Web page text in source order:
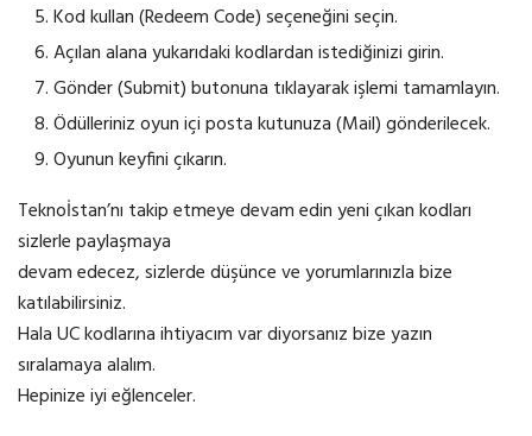
Kod kullan (Redeem Code) seçeneğini seçin.
Açılan alana yukarıdaki kodlardan istediğinizi girin.
Gönder (Submit) butonuna tıklayarak işlemi tamamlayın.
Ödülleriniz oyun içi posta kutunuza (Mail) gönderilecek.
Oyunun keyfini çıkarın.
Teknoİstan’nı takip etmeye devam edin yeni çıkan kodları
sizlerle paylaşmaya
devam edecez, sizlerde düşünce ve yorumlarınızla bize
katılabilirsiniz.
Hala UC kodlarına ihtiyacım var diyorsanız bize yazın
sıralamaya alalım.
Hepinize iyi eğlenceler.